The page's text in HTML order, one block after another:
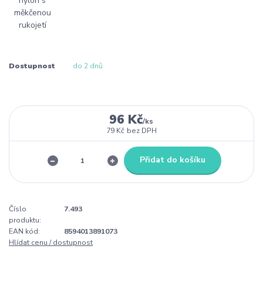
Dostupnost do 2 dnů
96 Kč/ks
79 Kč bez DPH
Přidat do košíku
Číslo
produktu:
7.493
EAN kód:
8594013891073
Hlídat cenu / dostupnost